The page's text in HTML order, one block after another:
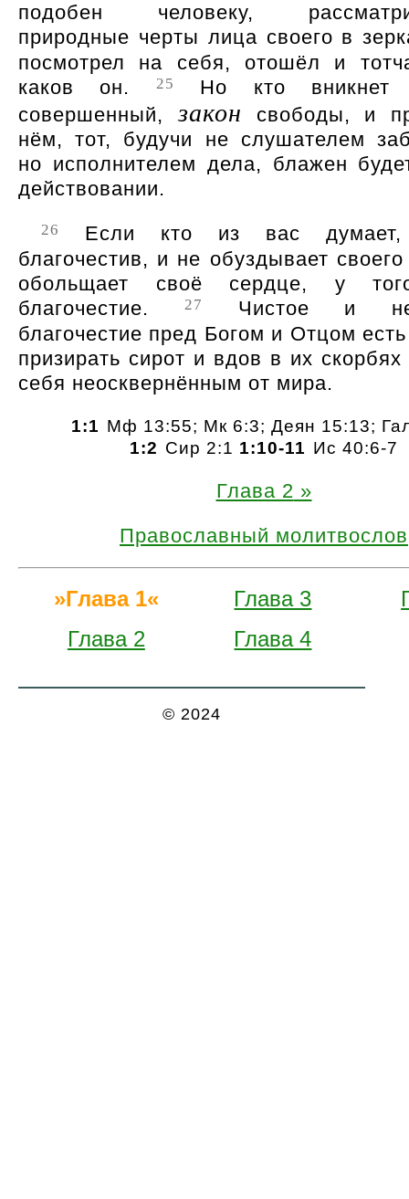
подобен человеку,
природные черты лица своего в
посмотрел на себя, отошёл и
каков он.
25
Но кто вникнет
совершенный,закон свободы, и
нём, тот, будучи не слушателем
но исполнителем дела, блажен
действовании.
26
Если кто из вас
благочестив, и не обуздывает
обольщает своё сердце, у
благочестие.
27
Чистое и
благочестие пред Богом и Отцом
призирать сирот и вдов в их скорбях
себя неосквернённым от мира.
1:1 Мф 13:55; Мк 6:3; Деян 15:13;
1:2 Сир 2:1 1:10-11 Ис 40:6-7
Глава 2
Православный молитвослов
Глава 1
Глава 2
Глава 3
Глава 4
© 2024